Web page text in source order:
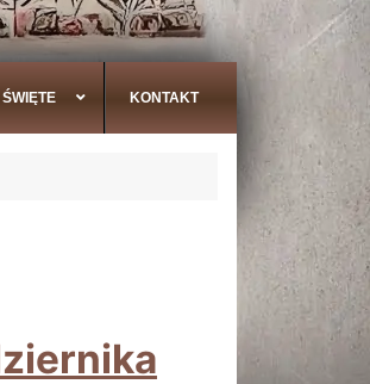
KONTAKT